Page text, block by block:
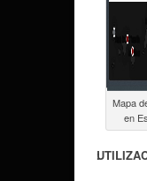
Mapa
en
..